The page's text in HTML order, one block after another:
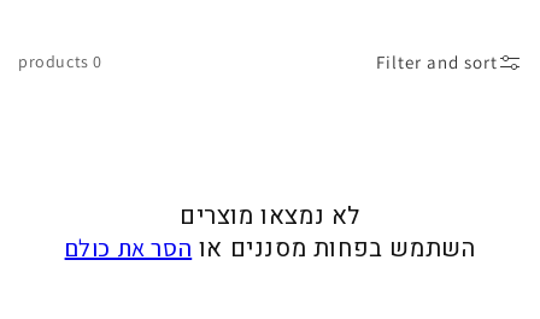
יָ
Filter and sort
0 products
לא נמצאו מוצרים
השתמש בפחות מסננים אוהסר את כולם